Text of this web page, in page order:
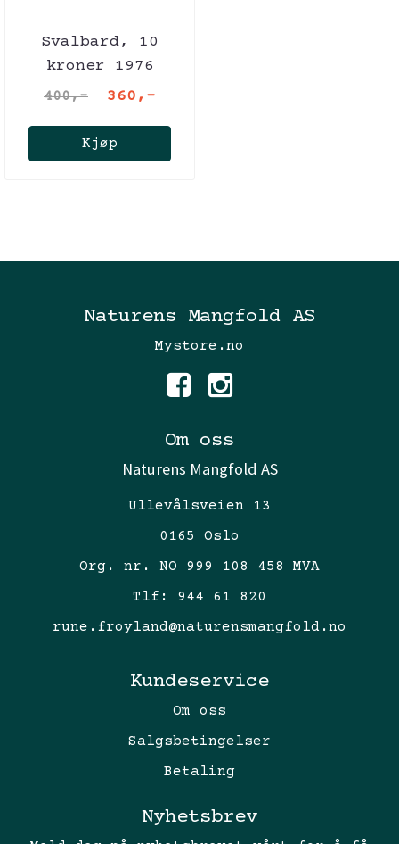
Svalbard, 10
kroner 1976
400,- 360,-
Kjøp
Naturens Mangfold AS
Mystore.no
Om oss
Naturens Mangfold AS
Ullevålsveien 13
0165 Oslo
Org. nr. NO 999 108 458 MVA
Tlf: 944 61 820
rune.froyland@naturensmangfold.no
Kundeservice
Om oss
Salgsbetingelser
Betaling
Nyhetsbrev